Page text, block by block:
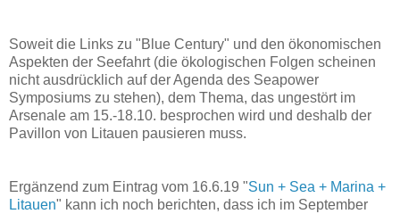
Soweit die Links zu "Blue Century" und den ökonomischen
Aspekten der Seefahrt (die ökologischen Folgen scheinen
nicht ausdrücklich auf der Agenda des Seapower
Symposiums zu stehen), dem Thema, das ungestört im
Arsenale am 15.-18.10. besprochen wird und deshalb der
Pavillon von Litauen pausieren muss.
Ergänzend zum Eintrag vom 16.6.19 "Sun + Sea + Marina +
Litauen" kann ich noch berichten, dass ich im September